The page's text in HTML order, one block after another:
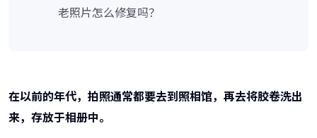
老照片怎么修复吗？
在以前的年代，拍照通常都要去到照相馆，再去将胶卷洗出
来，存放于相册中。